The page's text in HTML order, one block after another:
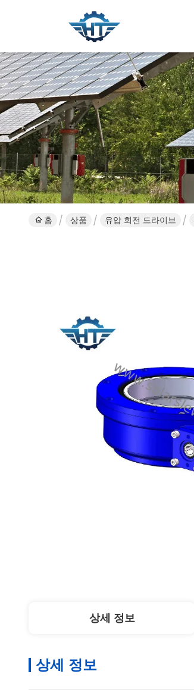
홈 상품 유압 회전 드라이브
상세 정보
상세 정보